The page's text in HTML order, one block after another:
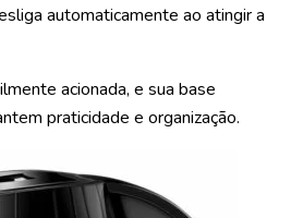
automaticamente ao atingir a
acionada, e sua base
praticidade e organização.